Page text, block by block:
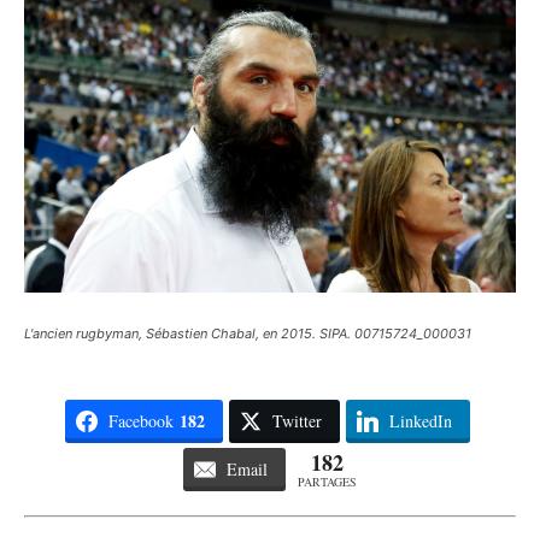
L'ancien rugbyman, Sébastien Chabal, en 2015. SIPA. 00715724_000031
Facebook 182 Twitter LinkedIn
Email 182
PARTAGES